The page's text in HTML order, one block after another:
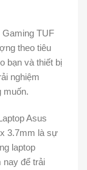
Gaming TUF
theo tiêu
bạn và thiết bị
nghiệm
muốn.
Asus
3.7mm là sự
laptop
nay để trải